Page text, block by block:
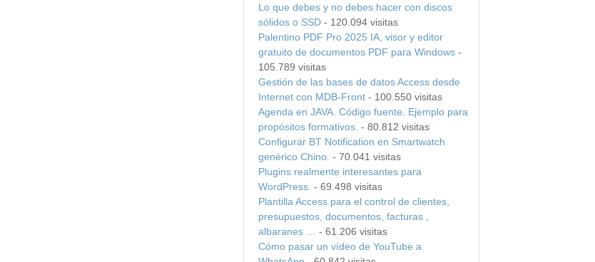
Lo que debes y no debes hacer con discos
sólidos o SSD- 120.094 visitas
Palentino PDF Pro 2025 IA, visor y editor
gratuito de documentos PDF para Windows-
105.789 visitas
Gestión de las bases de datos Access desde
Internet con MDB-Front- 100.550 visitas
Agenda en JAVA. Código fuente. Ejemplo para
propósitos formativos. - 80.812 visitas
Configurar BT Notification en Smartwatch
genérico Chino. - 70.041 visitas
Plugins realmente interesantes para
WordPress. - 69.498 visitas
Plantilla Access para el control de clientes,
presupuestos, documentos, facturas ,
albaranes …
- 61.206 visitas
Cómo pasar un vídeo de YouTube a